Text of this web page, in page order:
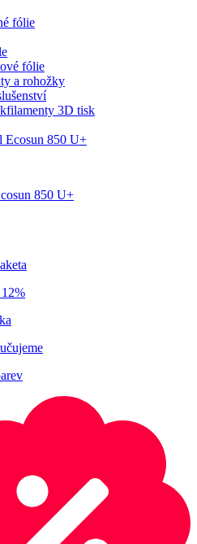
fólie
fólie
a rohožky
filamenty 3D tisk
850 U+